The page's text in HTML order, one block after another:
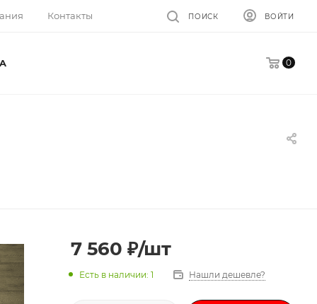
Контакты ВОЙТИ
ПОИСК
0
7 560 ₽/шт
Есть в наличии: 1 Нашли дешевле?